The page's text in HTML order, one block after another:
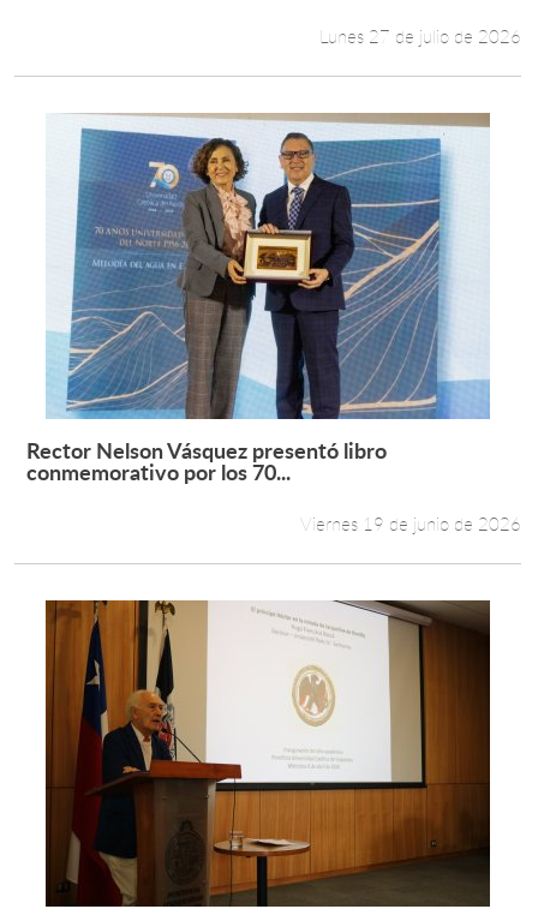
Lunes 27 de julio de 2026
Leer más +
Rector Nelson Vásquez presentó libro
conmemorativo por los 70...
Viernes 19 de junio de 2026